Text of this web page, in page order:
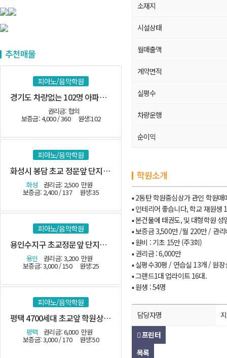
추천매물
피아노/음악학원
경기도 차량없는 102명 아파트 밀집지역
권리금: 협의
보증금: 4,000 / 360 원생:102
피아노/음악학원
화성시 봉담 초교 정문앞 단지내 관인음악
화성 권리금: 2,500 만원
보증금: 2,400 / 137 원생:35
피아노/음악학원
용인수지구 초교정문앞 단지내 관인
용인 권리금: 3,200 만원
보증금: 3,000 / 150 원생:25
피아노/음악학원
평택 4700세대 초교앞 학원상가 관인
평택 권리금: 6,000 만원
보증금: 3,000 / 170 원생:50
소재지
시설상태
월매출액
계약면적
실평수
차량운행
순이익
학원소개
▪ 2동탄 학원중심상가 관인 학원매
▪ 인테리어 좋습니다, 학교 재원생
▪ 본건물에 태권도, 및 대형학원 성
▪ 보증금 3,500만 /월 220만 / 관
▪ 원비 : 기초 15만 (주3회)
▪ 권리금 : 6,000만
▪ 실평수30평 / 연습실 13개 / 원
▪ 그랜드1대 업라이트 16대.
▪ 원생 : 54명
담당자명
프린터
목록